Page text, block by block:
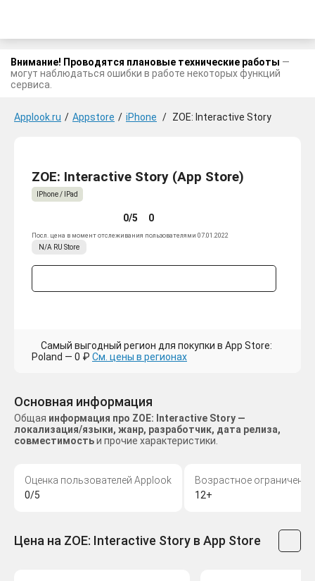
Внимание! Проводятся плановые технические работы —
могут наблюдаться ошибки в работе некоторых функций
сервиса.
Applook.ru / Appstore / iPhone / ZOE: Interactive Story
ZOE: Interactive Story (App Store)
IPhone / IPad
0/5 0
Посл. цена в момент отслеживания пользователями 07.01.2022
N/A RU Store
Самый выгодный регион для покупки в App Store:
Poland — 0 ₽ См. цены в регионах
Основная информация
Общая информация про ZOE: Interactive Story —
локализация/языки, жанр, разработчик, дата релиза,
совместимостьи прочие характеристики.
Оценка пользователей Applook
0/5
Возрастное ограничение
12+
Цена на ZOE: Interactive Story в App Store